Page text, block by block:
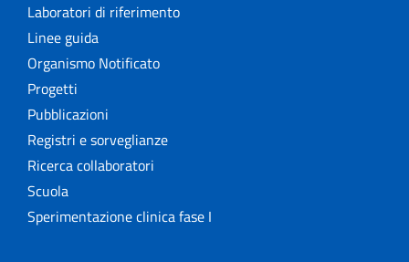
Laboratori di riferimento
Linee guida
Organismo Notificato
Progetti
Pubblicazioni
Registri e sorveglianze
Ricerca collaboratori
Scuola
Sperimentazione clinica fase I